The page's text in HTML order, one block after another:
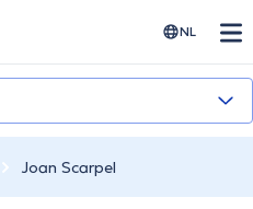
NL
Joan Scarpel